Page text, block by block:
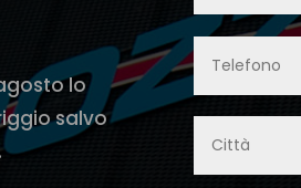
lo
salvo